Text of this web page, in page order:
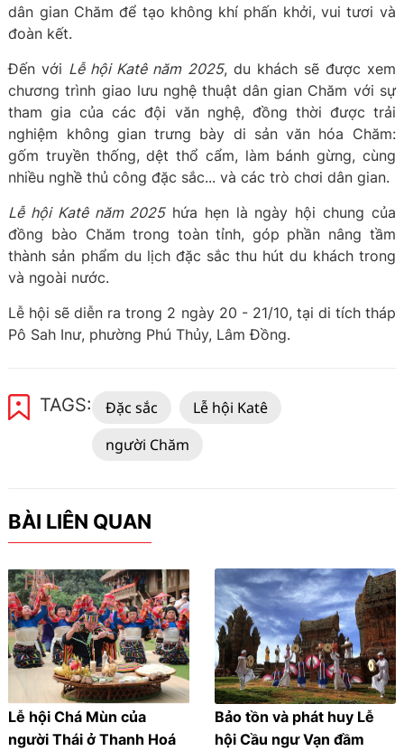
dân gian Chăm để tạo không khí phấn khởi, vui tươi và
đoàn kết.
Đến với Lễ hội Katê năm 2025, du khách sẽ được xem
chương trình giao lưu nghệ thuật dân gian Chăm với sự
tham gia của các đội văn nghệ, đồng thời được trải
nghiệm không gian trưng bày di sản văn hóa Chăm:
gốm truyền thống, dệt thổ cẩm, làm bánh gừng, cùng
nhiều nghề thủ công đặc sắc... và các trò chơi dân gian.
Lễ hội Katê năm 2025hứa hẹn là ngày hội chung của
đồng bào Chăm trong toàn tỉnh, góp phần nâng tầm
thành sản phẩm du lịch đặc sắc thu hút du khách trong
và ngoài nước.
Lễ hội sẽ diễn ra trong 2 ngày 20 - 21/10, tại di tích tháp
Pô Sah Inư, phường Phú Thủy, Lâm Đồng.
TAGS: Đặc sắc
Lễ hội Katê
người Chăm
BÀI LIÊN QUAN
Lễ hội Chá Mùn của
người Thái ở Thanh Hoá
Bảo tồn và phát huy Lễ
hội Cầu ngư Vạn đầm